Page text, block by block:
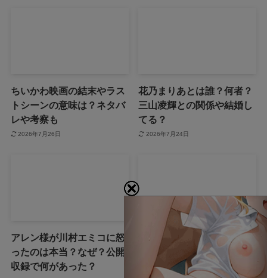
ちいかわ映画の結末やラス
トシーンの意味は？ネタバ
レや考察も
2026年7月26日
花乃まりあとは誰？何者？
三山凌輝との関係や結婚し
てる？
2026年7月24日
アレン様が川村エミコに怒
ったのは本当？なぜ？公開
収録で何があった？
ジャンプ33号だけ売り切れ
はなぜ？ワンピースカード
が影響を与えていた？